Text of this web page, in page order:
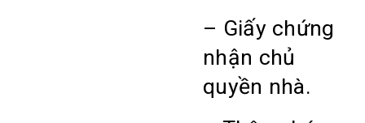
– Giấy chứng
nhận chủ
quyền nhà.